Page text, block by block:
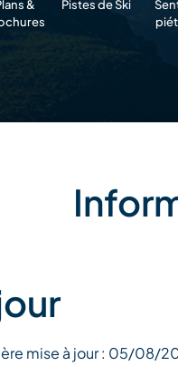
&
Pistes de Ski
mise à jour : 05/08/